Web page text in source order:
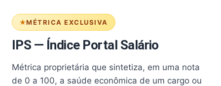
MÉTRICA EXCLUSIVA
IPS — Índice Portal Salário
Métrica proprietária que sintetiza, em uma nota
de 0 a 100, a saúde econômica de um cargo ou